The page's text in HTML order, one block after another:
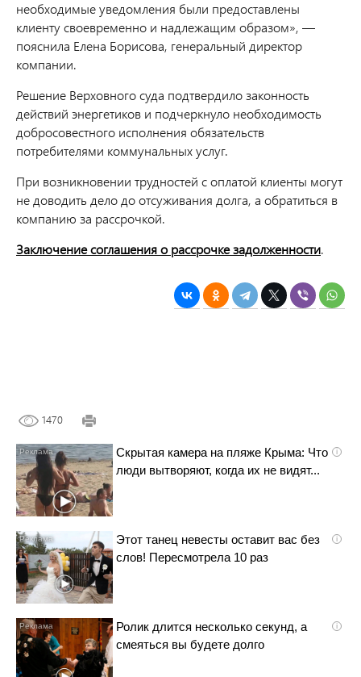
необходимые уведомления были предоставлены
клиенту своевременно и надлежащим образом», —
пояснила Елена Борисова, генеральный директор
компании.
Решение Верховного суда подтвердило законность
действий энергетиков и подчеркнуло необходимость
добросовестного исполнения обязательств
потребителями коммунальных услуг.
При возникновении трудностей с оплатой клиенты могут
не доводить дело до отсуживания долга, а обратиться в
компанию за рассрочкой.
Заключение соглашения о рассрочке задолженности.
1470
i
Скрытая камера на пляже Крыма: Что
люди вытворяют, когда их не видят...
i
Этот танец невесты оставит вас без
слов! Пересмотрела 10 раз
i
Ролик длится несколько секунд, а
смеяться вы будете долго